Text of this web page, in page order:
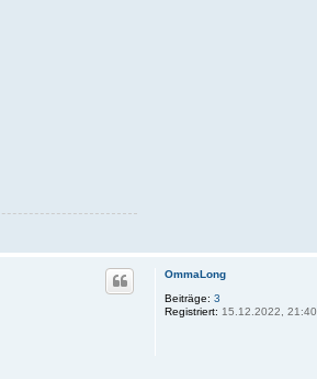
OmmaLong
Beiträge: 3
Registriert: 15.12.2022, 21:40